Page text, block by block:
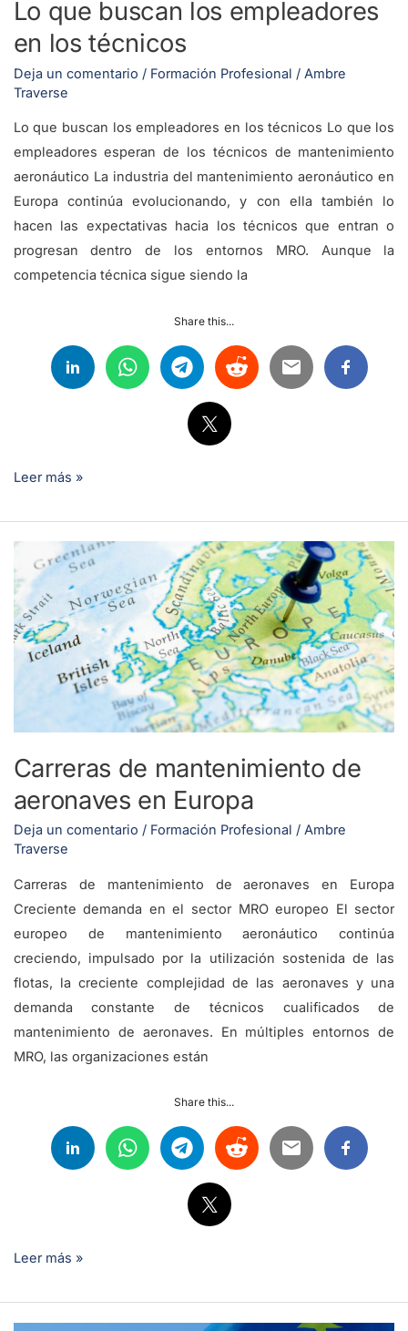
Lo que buscan los empleadores
en los técnicos
Deja un comentario / Formación Profesional / Ambre
Traverse
Lo que buscan los empleadores en los técnicos Lo que los
empleadores esperan de los técnicos de mantenimiento
aeronáutico La industria del mantenimiento aeronáutico en
Europa continúa evolucionando, y con ella también lo
hacen las expectativas hacia los técnicos que entran o
progresan dentro de los entornos MRO. Aunque la
competencia técnica sigue siendo la
Share this...
Leer más »
Carreras de mantenimiento de
aeronaves en Europa
Deja un comentario / Formación Profesional / Ambre
Traverse
Carreras de mantenimiento de aeronaves en Europa
Creciente demanda en el sector MRO europeo El sector
europeo de mantenimiento aeronáutico continúa
creciendo, impulsado por la utilización sostenida de las
flotas, la creciente complejidad de las aeronaves y una
demanda constante de técnicos cualificados de
mantenimiento de aeronaves. En múltiples entornos de
MRO, las organizaciones están
Share this...
Carreras
de
mantenimiento
de
aeronaves
Leer más »